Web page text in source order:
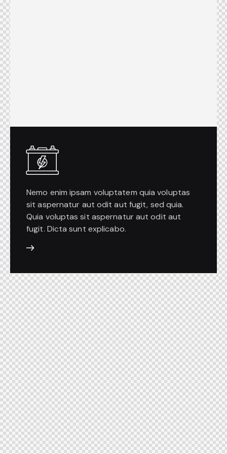
Nemo enim ipsam voluptatem quia voluptas
sit aspernatur aut odit aut fugit, sed quia.
Quia voluptas sit aspernatur aut odit aut
fugit. Dicta sunt explicabo.